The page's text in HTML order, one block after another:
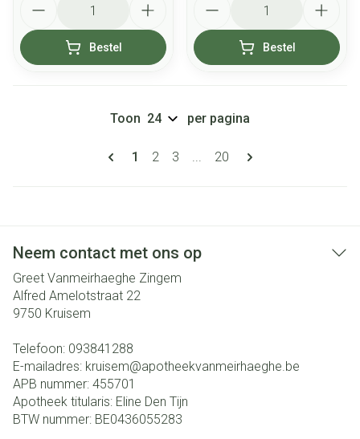
Bestel Bestel
Pagina's
U lees momenteel pagina
1 Pagina
2 Pagina
3 ... Pagina
20
Toon per pagina
Neem contact met ons op
Greet Vanmeirhaeghe Zingem
Alfred Amelotstraat 22
9750 Kruisem
Telefoon: 093841288
E-mailadres: kruisem@apotheekvanmeirhaeghe.be
APB nummer: 455701
Apotheek titularis: Eline Den Tijn
BTW nummer: BE0436055283